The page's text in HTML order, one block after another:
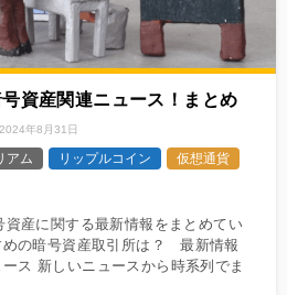
号資産関連ニュース！まとめ
2024年8月31日
アム リップルコイン
仮想通貨
産に関する最新情報をまとめてい
の暗号資産取引所は？ 最新情報
ス 新しいニュースから時系列でま